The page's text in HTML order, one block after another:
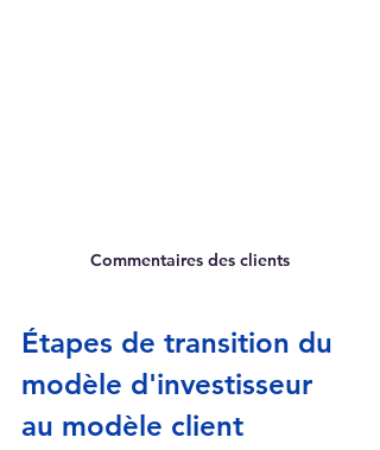
Commentaires des clients
Étapes de transition du
modèle d'investisseur
au modèle client